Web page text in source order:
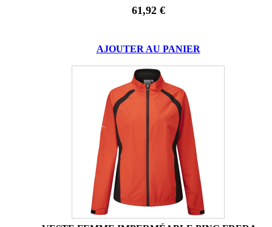
61,92 €
AJOUTER AU PANIER